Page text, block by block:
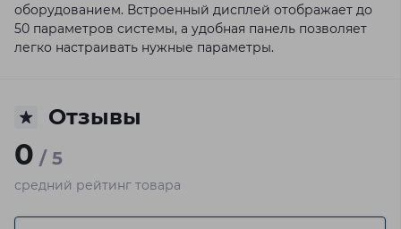
оборудованием. Встроенный дисплей отображает до
50 параметров системы, а удобная панель позволяет
легко настраивать нужные параметры.
Отзывы
0 / 5
средний рейтинг товара